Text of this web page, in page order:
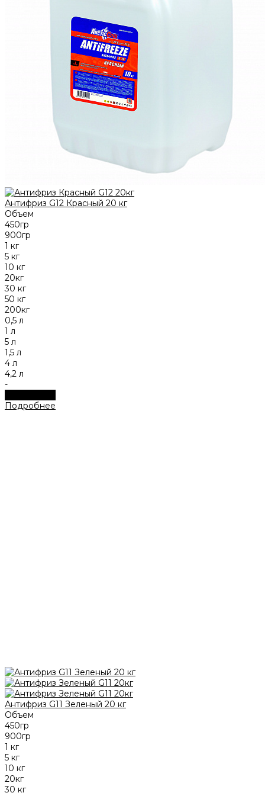
Антифриз G12 Красный 20 кг
Объем
450гр
900гр
1 кг
5 кг
10 кг
20кг
30 кг
50 кг
200кг
0,5 л
1 л
5 л
1,5 л
4 л
4,2 л
-
Подробнее
Антифриз G11 Зеленый 20 кг
Объем
450гр
900гр
1 кг
5 кг
10 кг
20кг
30 кг